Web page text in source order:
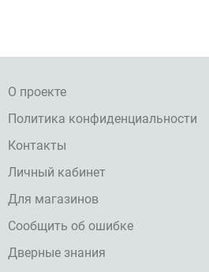
О проекте
Политика конфиденциальности
Контакты
Личный кабинет
Для магазинов
Сообщить об ошибке
Дверные знания